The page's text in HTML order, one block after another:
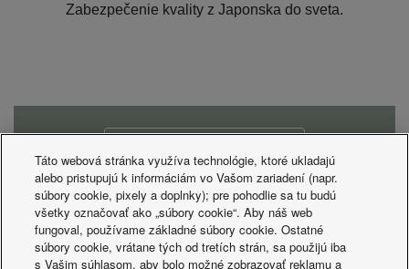
Zabezpečenie kvality z Japonska do sveta.
Táto webová stránka využíva technológie, ktoré ukladajú
alebo pristupujú k informáciám vo Vašom zariadení (napr.
súbory cookie, pixely a doplnky); pre pohodlie sa tu budú
všetky označovať ako „súbory cookie“. Aby náš web
fungoval, používame základné súbory cookie. Ostatné
súbory cookie, vrátane tých od tretích strán, sa použijú iba
s Vašim súhlasom, aby bolo možné zobrazovať reklamu a